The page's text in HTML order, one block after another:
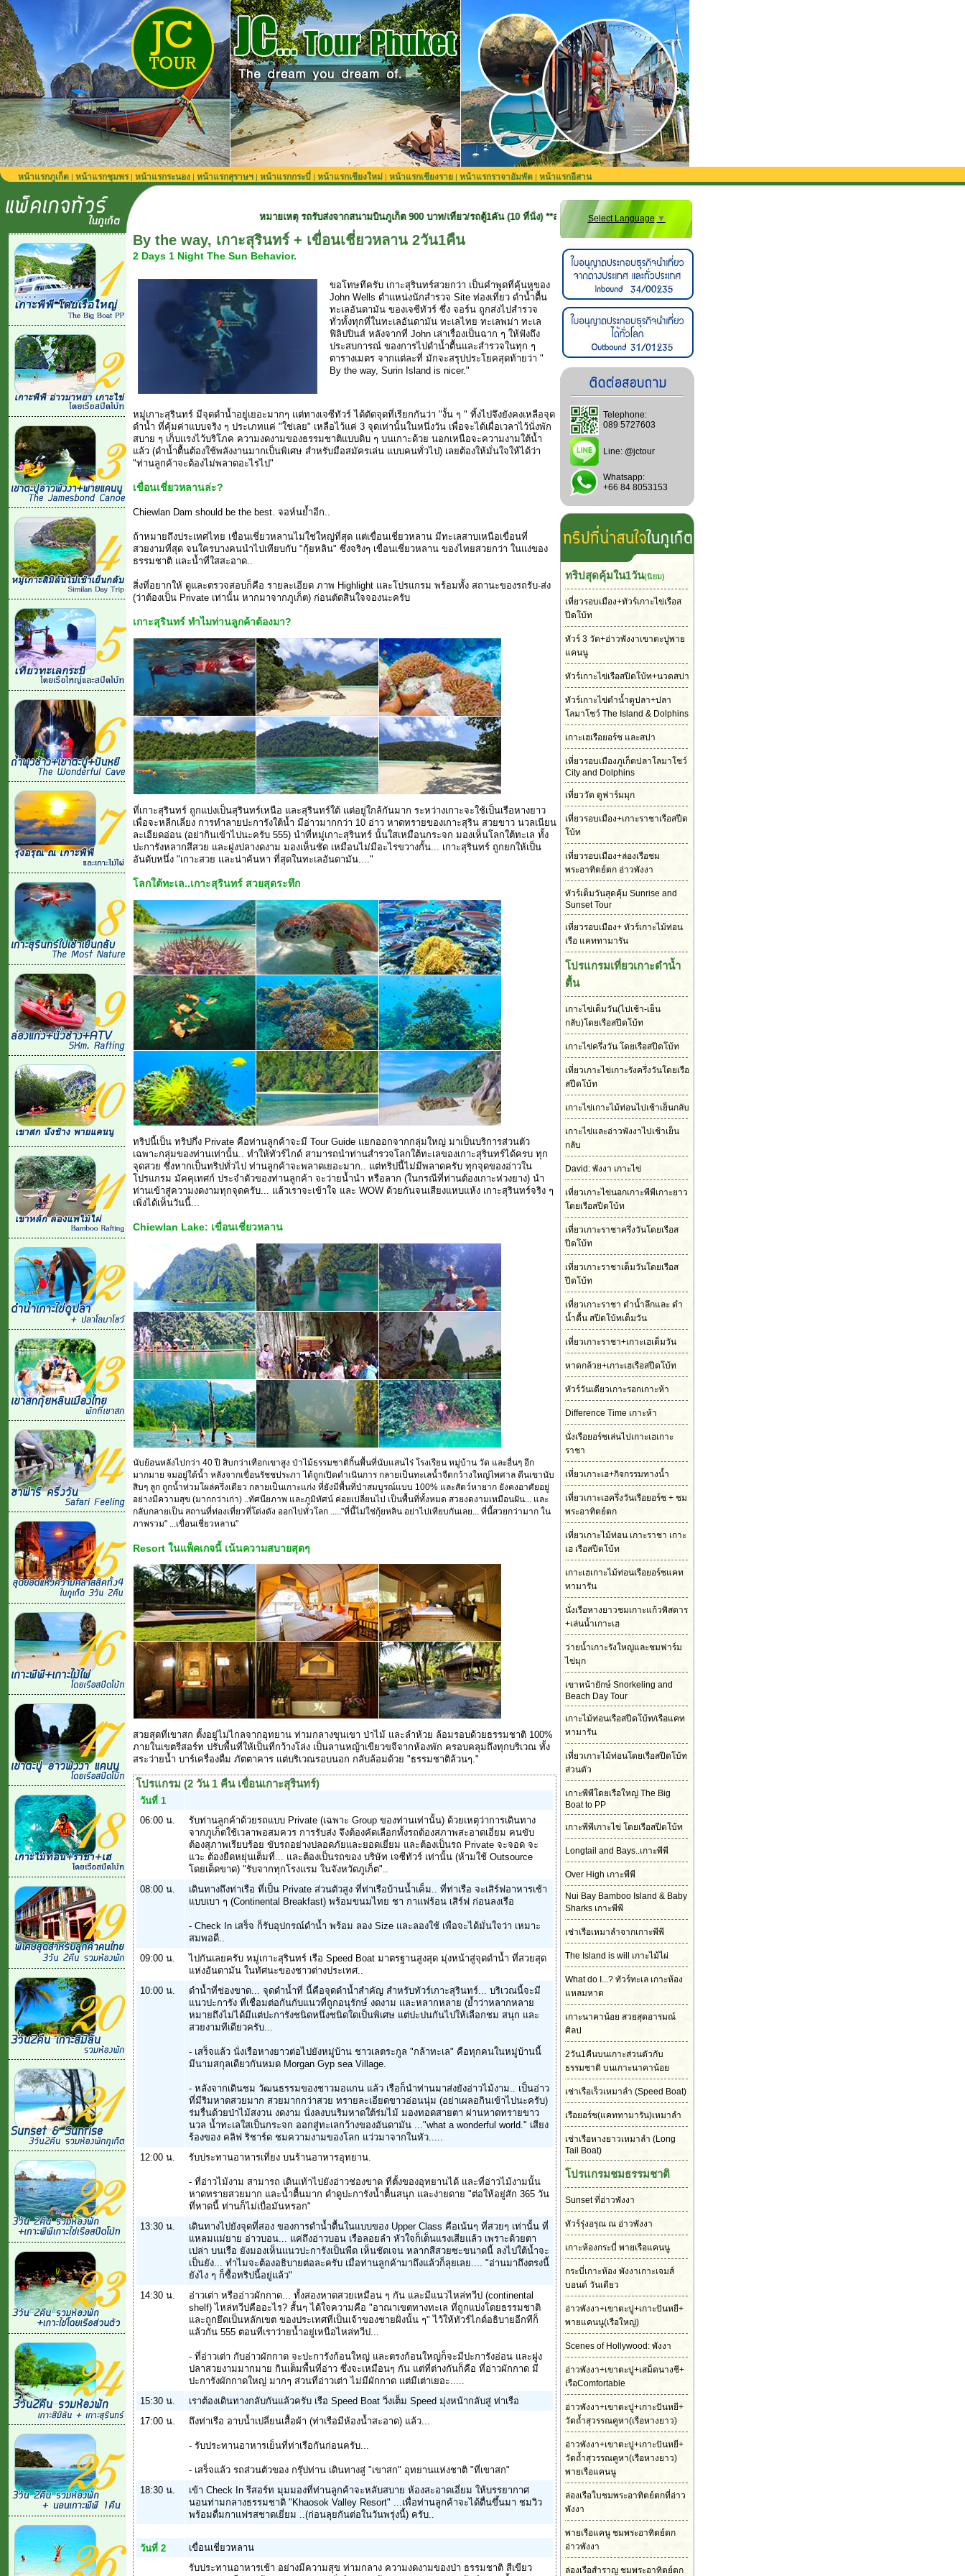
หน้าแรกภูเก็ต | หน้าแรกชุมพร| หน้าแรกระนอง | หน้าแรกสุราษฯ | หน้าแรกกระบี่ | หน้าแรกเชียงใหม่ | หน้าแรกเชียงราย | หน้าแรกราจาอัมพัต | หน้าแรกอีสาน
หมายเหตุ รถรับส่งจากสนามบินภูเก็ต 900 บาท/เที่ยว/รถตู้1คัน (10 ที่นั่ง) **สำหรับลูกค้าจองทริปที่ยังไม่รวมรถรับส่งจากสนามบิน**
By the way, เกาะสุรินทร์ + เขื่อนเชี่ยวหลาน 2วัน1คืน
2 Days 1 Night The Sun Behavior.
ขอโทษทีครับ เกาะสุรินทร์สวยกว่า เป็นคำพูดที่คุ้นหูของ
John Wells ตำแหน่งนักสำรวจ Site ท่องเที่ยว ดำน้ำตื้น
ทะเลอันดามัน ของเจซีทัวร์ ซึ่ง จอร์น ถูกส่งไปสำรวจ
ทั่วทั้งทุกที่ในทะเลอันดามัน ทะเลไทย ทะเลพม่า ทะเล
ฟิลิปปินส์ หลังจากที่ John เล่าเรื่องเป็นฉาก ๆ ให้ฟังถึง
ประสบการณ์ ของการไปดำน้ำตื้นและสำรวจในทุก ๆ
ตารางเมตร จากแต่ละที่ มักจะสรุปประโยคสุดท้ายว่า "
By the way, Surin Island is nicer."
หมู่เกาะสุรินทร์ มีจุดดำน้ำอยู่เยอะมากๆ แต่ทางเจซีทัวร์ ได้ตัดจุดที่เรียกกันว่า "งั้น ๆ " ทิ้งไปจึงยังคงเหลือจุด
ดำน้ำ ที่คุ้มค่าแบบจริง ๆ ประเภทแค่ "ใช่เลย" เหลือไว้แค่ 3 จุดเท่านั้นในหนึ่งวัน เพื่อจะได้เผื่อเวลาไว้นั่งพัก
สบาย ๆ เก็บแรงไว้บริโภค ความงดงามของธรรมชาติแบบดิบ ๆ บนเกาะด้วย นอกเหนือจะความงามใต้น้ำ
แล้ว (ดำน้ำตื้นต้องใช้พลังงานมากเป็นพิเศษ สำหรับมือสมัครเล่น แบบคนทั่วไป) เลยต้องให้มั่นใจให้ได้ว่า
"ท่านลูกค้าจะต้องไม่พลาดอะไรไป"
เขื่อนเชี่ยวหลานล่ะ?
Chiewlan Dam should be the best. จอห์นย้ำอีก..
ถ้าหมายถึงประเทศไทย เขื่อนเชี่ยวหลานไม่ใช่ใหญ่ที่สุด แต่เขื่อนเชี่ยวหลาน มีทะเลสาบเหนือเขื่อนที่
สวยงามที่สุด จนใครบางคนนำไปเทียบกับ "กุ้ยหลิน" ซึ่งจริงๆ เขื่อนเชี่ยวหลาน ของไทยสวยกว่า ในแง่ของ
ธรรมชาติ และน้ำที่ใสสะอาด..
สิ่งที่อยากให้ ดูและตรวจสอบก็คือ รายละเอียด ภาพ Highlight และโปรแกรม พร้อมทั้ง สถานะของรถรับ-ส่ง
(ว่าต้องเป็น Private เท่านั้น หากมาจากภูเก็ต) ก่อนตัดสินใจจองนะครับ
เกาะสุรินทร์ ทำไมท่านลูกค้าต้องมา?
ที่เกาะสุรินทร์ ถูกแบ่งเป็นสุรินทร์เหนือ และสุรินทร์ใต้ แต่อยู่ใกล้กันมาก ระหว่างเกาะจะใช้เป็นเรือหางยาว
เพื่อจะหลีกเลี่ยง การทำลายปะการังใต้น้ำ มีอ่าวมากกว่า 10 อ่าว หาดทรายของเกาะสุริน สวยขาว นวลเนียน
ละเอียดอ่อน (อย่ากินเข้าไปนะครับ 555) นำที่หมู่เกาะสุรินทร์ นั้นใสเหมือนกระจก มองเห็นโลกใต้ทะเล ทั้ง
ปะการังหลากสีสวย และฝูงปลางดงาม มองเห็นชัด เหมือนไม่มีอะไรขวางกั้น... เกาะสุรินทร์ ถูกยกให้เป็น
อันดับหนึ่ง "เกาะสวย และน่าค้นหา ที่สุดในทะเลอันดามัน...."
โลกใต้ทะเล..เกาะสุรินทร์ สวยสุดระทึก
ทริปนี้เป็น ทริปกึ่ง Private คือท่านลูกค้าจะมี Tour Guide แยกออกจากกลุ่มใหญ่ มาเป็นบริการส่วนตัว
เฉพาะกลุ่มของท่านเท่านั้น.. ทำให้ทัวร์ไกด์ สามารถนำท่านสำรวจโลกใต้ทะเลของเกาะสุรินทร์ได้ครบ ทุก
จุดสวย ซึ่งหากเป็นทริปทั่วไป ท่านลูกค้าจะพลาดเยอะมาก.. แต่ทริปนี้ไม่มีพลาดครับ ทุกจุดของอ่าวใน
โปรแกรม มัคคุเทศก์ ประจำตัวของท่านลูกค้า จะว่ายน้ำนำ หรือลาก (ในกรณีที่ท่านต้องเกาะห่วงยาง) นำ
ท่านเข้าสู่ความงดงามทุกจุดครับ... แล้วเราจะเข้าใจ และ WOW ด้วยกันจนเสียงแหบแห้ง เกาะสุรินทร์จริง ๆ
เพิ่งได้เห็นวันนี้...
Chiewlan Lake: เขื่อนเชี่ยวหลาน
นับย้อนหลังไปกว่า 40 ปี สิบกว่าเทือกเขาสูง ป่าไม้ธรรมชาติกิ้นพื้นที่นับแสนไร่ โรงเรียน หมู่บ้าน วัด และอื่นๆ อีก
มากมาย จมอยู่ใต้น้ำ หลังจากเขื่อนรัชชประภา ได้ถูกเปิดดำเนินการ กลายเป็นทะเลน้ำจืดกว้างใหญ่ไพศาล ตีนเขานับ
สิบๆ ลูก ถูกน้ำท่วมโผล่ครึ่งเดียว กลายเป็นเกาะแก่ง ที่ยังมีพื้นที่ป่าสมบูรณ์แบบ 100% และสัตว์หายาก ยังคงอาศัยอยู่
อย่างมีความสุข (มากกว่าเก่า) ..ทัศนียภาพ และภูมิทัศน์ ค่อยเปลี่ยนไป เป็นพื้นที่ทั้งหมด สวยงดงามเหมือนฝัน... และ
กลับกลายเป็น สถานที่ท่องเที่ยวที่โด่งดัง ออกไปทั่วโลก ....."ที่นี้ไม่ใช่กุ้ยหลิน อย่าไปเทียบกันเลย... ที่นี้สวยกว่ามาก ใน
ภาพรวม" ...เขื่อนเชี่ยวหลาน"
Resort ในแพ็คเกจนี้ เน้นความสบายสุดๆ
สวยสุดที่เขาสก ตั้งอยู่ไม่ไกลจากอุทยาน ท่ามกลางขุนเขา ป่าไม้ และลำห้วย ล้อมรอบด้วยธรรมชาติ 100%
ภายในเขตรีสอร์ท ปรับพื้นที่ให้เป็นที่กว้างโล่ง เป็นลานหญ้าเขียวขจีจากห้องพัก ครอบคลุมถึงทุกบริเวณ ทั้ง
สระว่ายน้ำ บาร์เครื่องดื่ม ภัตตาคาร แต่บริเวณรอบนอก กลับล้อมด้วย "ธรรมชาติล้วนๆ."
โปรแกรม (2 วัน 1 คืน เขื่อนเกาะสุรินทร์)
วันที่ 1
06:00 น.
รับท่านลูกค้าด้วยรถแบบ Private (เฉพาะ Group ของท่านเท่านั้น) ด้วยเหตุว่าการเดินทาง
จากภูเก็ตใช้เวลาพอสมควร การรับส่ง จึงต้องคัดเลือกทั้งรถต้องสภาพสะอาดเอี่ยม คนขับ
ต้องสุภาพเรียบร้อย ขับรถอย่างปลอดภัยและยอดเยี่ยม และต้องเป็นรถ Private จะจอด จะ
แวะ ต้องยืดหยุ่นเต็มที่... และต้องเป็นรถของ บริษัท เจซีทัวร์ เท่านั้น (ห้ามใช้ Outsource
โดยเด็ดขาด) "รับจากทุกโรงแรม ในจังหวัดภูเก็ต"..
08:00 น.
เดินทางถึงท่าเรือ ที่เป็น Private ส่วนตัวสูง ที่ท่าเรือบ้านน้ำเค็ม.. ที่ท่าเรือ จะเสิร์ฟอาหารเช้า
แบบเบา ๆ (Continental Breakfast) พร้อมขนมไทย ชา กาแฟร้อน เสิร์ฟ ก่อนลงเรือ
- Check In เสร็จ ก็รับอุปกรณ์ดำน้ำ พร้อม ลอง Size และลองใช้ เพื่อจะได้มั่นใจว่า เหมาะ
สมพอดี..
09:00 น.
ไปกันเลยครับ หมู่เกาะสุรินทร์ เรือ Speed Boat มาตรฐานสูงสุด มุ่งหน้าสู่จุดดำน้ำ ที่สวยสุด
แห่งอันดามัน ในทัศนะของชาวต่างประเทศ..
10:00 น.
ดำน้ำที่ช่องขาด... จุดดำน้ำที่ นี้คือจุดดำน้ำสำคัญ สำหรับทัวร์เกาะสุรินทร์... บริเวณนี้จะมี
แนวปะการัง ที่เชื่อมต่อกันกับแนวที่ถูกอนุรักษ์ งดงาม และหลากหลาย (ย้ำว่าหลากหลาย
หมายถึงไม่ได้มีแต่ปะการังชนิดหนึ่งชนิดใดเป็นพิเศษ แต่ปะปนกันไปให้เลือกชม สนุก และ
สวยงามทีเดียวครับ...
- เสร็จแล้ว นั่งเรือหางยาวต่อไปยังหมู่บ้าน ชาวเลตระกูล "กล้าทะเล" คือทุกคนในหมู่บ้านนี้
มีนามสกุลเดียวกันหมด Morgan Gyp sea Village.
- หลังจากเดินชม วัฒนธรรมของชาวมอแกน แล้ว เรือก็นำท่านมาส่งยังอ่าวไม้งาม.. เป็นอ่าว
ที่มีริมหาดสวยมาก สวยมากกว่าสวย ทรายละเอียดขาวอ่อนนุ่ม (อย่าเผลอกินเข้าไปนะครับ)
ร่มรื่นด้วยป่าไม้สงวน งดงาม นั่งลงบนริมหาดใต้ร่มไม้ มองทอดสายตา ผ่านหาดทรายขาว
นวล น้ำทะเลใสเป็นกระจก ออกสู่ทะเลกว้างของอันดามัน ..."what a wonderful world." เสียง
ร้องของ คลิฟ ริชาร์ด ชมความงามของโลก แว่วมาจากในหัว.....
12:00 น.
รับประทานอาหารเที่ยง บนร้านอาหารอุทยาน.
- ที่อ่าวไม้งาม สามารถ เดินเท้าไปยังอ่าวช่องขาด ที่ตั้งของอุทยานได้ และที่อ่าวไม้งามนั้น
หาดทรายสวยมาก และน้ำตื้นมาก ดำดูปะการังน้ำตื้นสนุก และง่ายดาย "ต่อให้อยู่สัก 365 วัน
ที่หาดนี้ ท่านก็ไม่เบื่อมันหรอก"
13:30 น.
เดินทางไปยังจุดที่สอง ของการดำน้ำตื้นในแบบของ Upper Class คือเน้นๆ ที่สวยๆ เท่านั้น ที่
แหลมแม่ยาย อ่าวบอน... แค่ถึงอ่าวบอน เรือลอยลำ หัวใจก็เต็นแรงเสียแล้ว เพราะด้วยตา
เปล่า บนเรือ ยังมองเห็นแนวปะการังเป็นพืด เห็นชัดเจน หลากสีสวยซะขนาดนี้ ลงไปใต้น้ำจะ
เป็นยัง... ทำไมจะต้องอธิบายต่อละครับ เมื่อท่านลูกค้ามาถึงแล้วก็ลุยเลย.... "อ่านมาถึงตรงนี้
ยังไง ๆ ก็ซื้อทริปนี้อยู่แล้ว"
14:30 น.
อ่าวเต่า หรืออ่าวผักกาด... ทั้งสองหาดสวยเหมือน ๆ กัน และมีแนวไหล่ทวีป (continental
shelf) ไหล่ทวีปคืออะไร? สั้นๆ ได้ใจความคือ "อาณาเขตทางทะเล ที่ถูกแบ่งโดยธรรมชาติ
และถูกยึดเป็นหลักเขต ของประเทศที่เป็นเจ้าของชายฝั่งนั้น ๆ" ไว้ให้ทัวร์ไกด์อธิบายอีกทีก็
แล้วกัน 555 ตอนที่เราว่ายน้ำอยู่เหนือไหล่ทวีป...
- ที่อ่าวเต่า กับอ่าวผักกาด จะปะการังก้อนใหญ่ และตรงก้อนใหญ่ก็จะมีปะการังอ่อน และฝูง
ปลาสวยงามมากมาย กินเต็มพื้นที่อ่าว ซึ่งจะเหมือนๆ กัน แต่ที่ต่างกันก็คือ ที่อ่าวผักกาด มี
ปะการังผักกาดใหญ่ มากๆ ส่วนที่อ่าวเต่า ไม่มีผักกาด แต่มีเต่าเยอะ.....
15:30 น.
เราต้องเดินทางกลับกันแล้วครับ เรือ Speed Boat วิ่งเต็ม Speed มุ่งหน้ากลับสู่ ท่าเรือ
17:00 น.
ถึงท่าเรือ อาบน้ำเปลี่ยนเสื้อผ้า (ท่าเรือมีห้องน้ำสะอาด) แล้ว...
- รับประทานอาหารเย็นที่ท่าเรือกันก่อนครับ...
- เสร็จแล้ว รถส่วนตัวของ กรุ๊ปท่าน เดินทางสู่ "เขาสก" อุทยานแห่งชาติ "ที่เขาสก"
18:30 น.
เข้า Check In รีสอร์ท มุมมองที่ท่านลูกค้าจะหลับสบาย ห้องสะอาดเอี่ยม ให้บรรยากาศ
นอนท่ามกลางธรรมชาติ "Khaosok Valley Resort" ...เพื่อท่านลูกค้าจะได้ตื่นขึ้นมา ชมวิว
พร้อมดื่มกาแฟรสชาดเยี่ยม ..(ก่อนลุยกันต่อในวันพรุ่งนี้) ครับ..
วันที่ 2
เขื่อนเชี่ยวหลาน
รับประทานอาหารเช้า อย่างมีความสุข ท่ามกลาง ความงดงามของป่า ธรรมชาติ สีเขียว
Select Language ▼
Telephone:
089 5727603
Line: @jctour
Whatsapp:
+66 84 8053153
ทริปสุดคุ้มใน1วัน(นิยม)
เที่ยวรอบเมือง+ทัวร์เกาะไข่เรือส
ปีดโบ้ท
ทัวร์ 3 วัด+อ่าวพังงาเขาตะปูพาย
แคนนู
ทัวร์เกาะไข่เรือสปีดโบ้ท+นวดสปา
ทัวร์เกาะไข่ดำน้ำดูปลา+ปลา
โลมาโชว์ The Island & Dolphins
เกาะเฮเรือยอร์ช และสปา
เที่ยวรอบเมืองภูเก็ตปลาโลมาโชว์
City and Dolphins
เที่ยววัด ดูฟาร์มมุก
เที่ยวรอบเมือง+เกาะราชาเรือสปีด
โบ้ท
เที่ยวรอบเมือง+ล่องเรือชม
พระอาทิตย์ตก อ่าวพังงา
ทัวร์เต็มวันสุดคุ้ม Sunrise and
Sunset Tour
เที่ยวรอบเมือง+ ทัวร์เกาะไม้ท่อน
เรือ แคททามารัน
โปรแกรมเที่ยวเกาะดำน้ำ
ตื้น
เกาะไข่เต็มวัน(ไปเช้า-เย็น
กลับ)โดยเรือสปีดโบ้ท
เกาะไข่ครึ่งวัน โดยเรือสปีดโบ้ท
เที่ยวเกาะไข่เกาะรังครึ่งวันโดยเรือ
สปีดโบ้ท
เกาะไข่เกาะไม้ท่อนไปเช้าเย็นกลับ
เกาะไข่และอ่าวพังงาไปเช้าเย็น
กลับ
David: พังงา เกาะไข่
เที่ยวเกาะไข่นอกเกาะพีพีเกาะยาว
โดยเรือสปีดโบ้ท
เที่ยวเกาะราชาครึ่งวันโดยเรือส
ปีดโบ้ท
เที่ยวเกาะราชาเต็มวันโดยเรือส
ปีดโบ้ท
เที่ยวเกาะราชา ดำน้ำลึกและ ดำ
น้ำตื้น สปีดโบ้ทเต็มวัน
เที่ยวเกาะราชา+เกาะเฮเต็มวัน
หาดกล้วย+เกาะเฮเรือสปีดโบ้ท
ทัวร์วันเดียวเกาะรอกเกาะห้า
Difference Time เกาะห้า
นั่งเรือยอร์ชเล่นไปเกาะเฮเกาะ
ราชา
เที่ยวเกาะเฮ+กิจกรรมทางน้ำ
เที่ยวเกาะเฮครึ่งวันเรือยอร์ช + ชม
พระอาทิตย์ตก
เที่ยวเกาะไม้ท่อน เกาะราชา เกาะ
เฮ เรือสปีดโบ้ท
เกาะเฮเกาะไม้ท่อนเรือยอร์ชแคท
ทามารัน
นั่งเรือหางยาวชมเกาะแก้วพิสดาร
+เล่นน้ำเกาะเฮ
ว่ายน้ำเกาะรังใหญ่และชมฟาร์ม
ไข่มุก
เขาหน้ายักษ์ Snorkeling and
Beach Day Tour
เกาะไม้ท่อนเรือสปีดโบ้ท/เรือแคท
ทามารัน
เที่ยวเกาะไม้ท่อนโดยเรือสปีดโบ้ท
ส่วนตัว
เกาะพีพีโดยเรือใหญ่ The Big
Boat to PP
เกาะพีพีเกาะไข่ โดยเรือสปีดโบ้ท
Longtail and Bays..เกาะพีพี
Over High เกาะพีพี
Nui Bay Bamboo Island & Baby
Sharks เกาะพีพี
เช่าเรือเหมาลำจากเกาะพีพี
The Island is will เกาะไม้ไผ่
What do I...? ทัวร์ทะเล เกาะห้อง
แหลมหาด
เกาะนาคาน้อย สวยสุดอารมณ์
ศิลป
2วัน1คืนบนเกาะส่วนตัวกับ
ธรรมชาติ บนเกาะนาคาน้อย
เช่าเรือเร็วเหมาลำ (Speed Boat)
เรือยอร์ช(แคททามารัน)เหมาลำ
เช่าเรือหางยาวเหมาลำ (Long
Tail Boat)
โปรแกรมชมธรรมชาติ
Sunset ที่อ่าวพังงา
ทัวร์รุ่งอรุณ ณ อ่าวพังงา
เกาะห้องกระบี่ พายเรือแคนนู
กระบี่เกาะห้อง พังงาเกาะเจมส์
บอนด์ วันเดียว
อ่าวพังงา+เขาตะปู+เกาะปันหยี+
พายแคนนู(เรือใหญ่)
Scenes of Hollywood: พังงา
อ่าวพังงา+เขาตะปู+เสม็ดนางชี+
เรือComfortable
อ่าวพังงา+เขาตะปู+เกาะปันหยี+
วัดถ้ำสุวรรณคูหา(เรือหางยาว)
อ่าวพังงา+เขาตะปู+เกาะปันหยี+
วัดถ้ำสุวรรณคูหา(เรือหางยาว)
พายเรือแคนนู
ล่องเรือใบชมพระอาทิตย์ตกที่อ่าว
พังงา
พายเรือแคนู ชมพระอาทิตย์ตก
อ่าวพังงา
ล่องเรือสำราญ ชมพระอาทิตย์ตก